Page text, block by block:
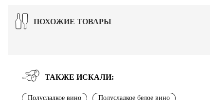
ПОХОЖИЕ ТОВАРЫ
ТАКЖЕ ИСКАЛИ:
Полусладкое вино
Полусладкое белое вино